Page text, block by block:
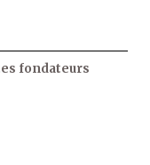
fondateurs